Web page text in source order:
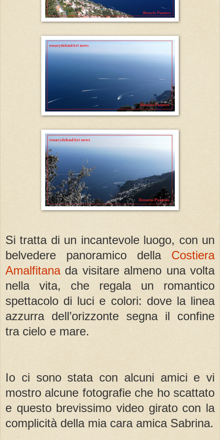
Si tratta di un incantevole luogo, con un
belvedere panoramico della Costiera
Amalfitanada visitare almeno una volta
nella vita, che regala un romantico
spettacolo di luci e colori: dove la linea
azzurra dell’orizzonte segna il confine
tra cielo e mare.
Io ci sono stata con alcuni amici e vi
mostro alcune fotografie che ho scattato
e questo brevissimo video girato con la
complicità della mia cara amica Sabrina.